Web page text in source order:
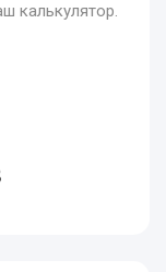
калькулятор.